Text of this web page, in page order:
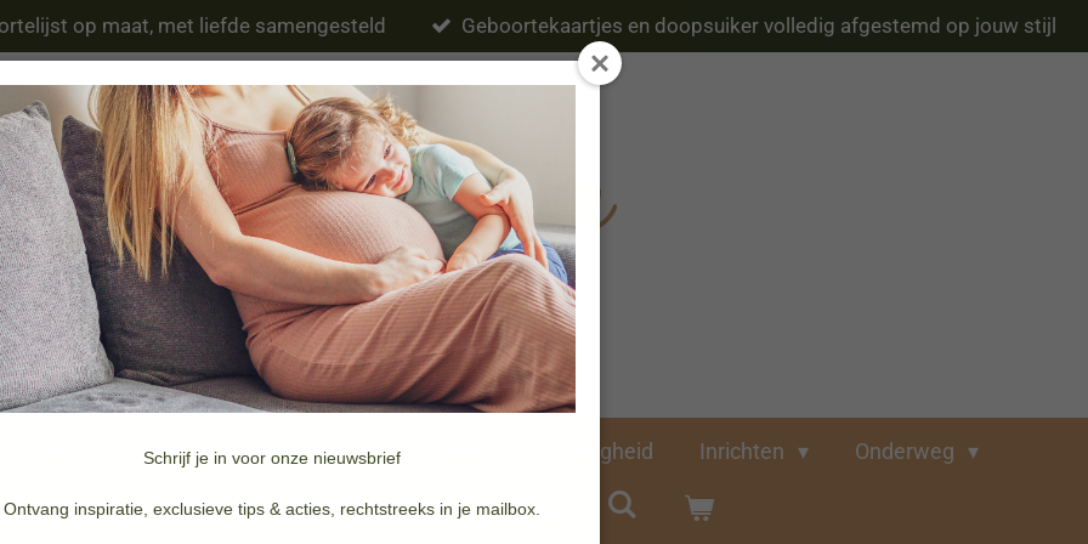
Schrijf je in voor onze nieuwsbrief
Ontvang inspiratie, exclusieve tips & acties, rechtstreeks in je mailbox.
op maat, met liefde samengesteld Geboortekaartjes en doopsuiker volledig afgestemd op jouw stijl
Eten & drinken Verzorging Veiligheid Inrichten Onderweg
Merken Doopsuiker & Geboortekaartjes